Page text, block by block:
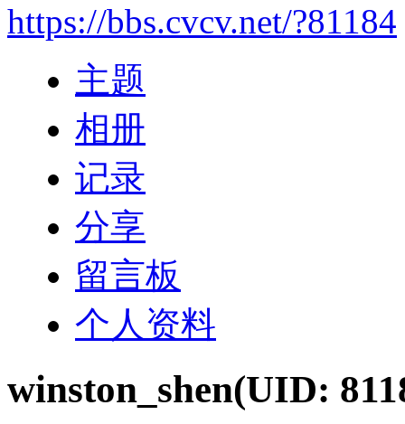
https://bbs.cvcv.net/?81184
主题
相册
记录
分享
留言板
个人资料
winston_shen(UID: